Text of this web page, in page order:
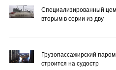
Специализированный
вторым в серии из дву
Грузопассажирский
строится на судостр